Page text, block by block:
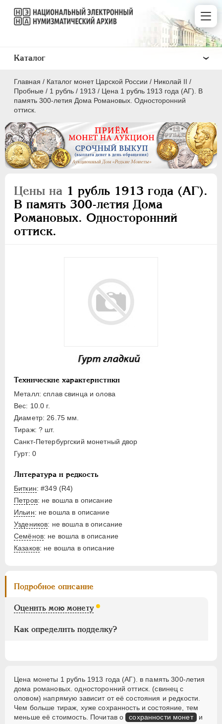
Главная / Каталог монет Царской России / Николай II /
Пробные / 1 рубль / 1913 / Цена 1 рубль 1913 года (АГ). В
память 300-летия Дома Романовых. Односторонний
оттиск.
Цены на 1 рубль 1913 года (АГ).
В память 300-летия Дома
Романовых. Односторонний
оттиск.
Технические характеристики
Металл: сплав свинца и олова
Вес: 10.0 г.
Диаметр: 26.75 мм.
Тираж: ? шт.
Санкт-Петербургский монетный двор
Гурт: 0
Литература и редкость
Биткин: #349 (R4)
Петров: не вошла в описание
Ильин: не вошла в описание
Уздеников: не вошла в описание
Семёнов: не вошла в описание
Казаков: не вошла в описание
Подробное описание
Оценить мою монету
Как определить подделку?
Цена монеты 1 рубль 1913 года (АГ). в память 300-летия
дома романовых. односторонний оттиск. (свинец с
оловом) напрямую зависит от её состояния и редкости.
Чем больше тираж, хуже сохранность и состояние, тем
меньше её стоимость. Почитав о сохранности монет и
Каталог
ПEТР I 1699 - 1725
ЕКАТЕРИНА I 1725-1727
АННА ИОАННОВНА
1730-1740
ИОАНН АНТОНОВИЧ
1740-1741
ЕЛИЗАВЕТА 1741-1762
ПЕТР III 1762-1762
1826-1855
1855-1881
1881-1894
1894-1917
Пробные
15 русов
10 русов
5 русов
15 рублей
5 рублей
1 рубль
50 копеек
25 копеек
20 копеек
15 копеек
3 копейки
1 копейка
1/2 копейки
Для Финляндии
ВРЕМЕННОЕ ПРАВ. 1917-1918
ИНОСТРАННЫЕ 1768-1918